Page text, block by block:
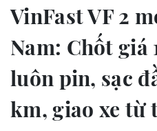
VinFast VF 2
Nam: Chốt giá
luôn pin, sạc
km, giao xe từ